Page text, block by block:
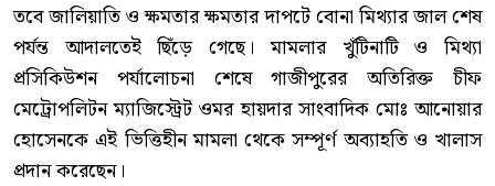
তবে জালিয়াতি ও ক্ষমতার ক্ষমতার দাপটে বোনা মিথ্যার জাল শেষ
পর্যন্ত আদালতেই ছিঁড়ে গেছে। মামলার খুঁটিনাটি ও মিথ্যা
প্রসিকিউশন পর্যালোচনা শেষে গাজীপুরের অতিরিক্ত চীফ
মেট্রোপলিটন ম্যাজিস্ট্রেট ওমর হায়দার সাংবাদিক মোঃ আনোয়ার
হোসেনকে এই ভিত্তিহীন মামলা থেকে সম্পূর্ণ অব্যাহতি ও খালাস
প্রদান করেছেন।